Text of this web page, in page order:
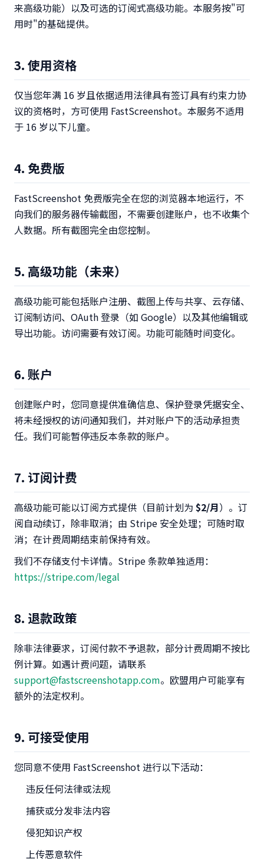
来高级功能）以及可选的订阅式高级功能。本服务按"可
用时"的基础提供。
3. 使用资格
仅当您年满 16 岁且依据适用法律具有签订具有约束力协
议的资格时，方可使用 FastScreenshot。本服务不适用
于 16 岁以下儿童。
4. 免费版
FastScreenshot 免费版完全在您的浏览器本地运行，不
向我们的服务器传输截图，不需要创建账户，也不收集个
人数据。所有截图完全由您控制。
5. 高级功能（未来）
高级功能可能包括账户注册、截图上传与共享、云存储、
订阅制访问、OAuth 登录（如 Google）以及其他编辑或
导出功能。访问需要有效订阅。功能可能随时间变化。
6. 账户
创建账户时，您同意提供准确信息、保护登录凭据安全、
将未经授权的访问通知我们，并对账户下的活动承担责
任。我们可能暂停违反本条款的账户。
7. 订阅计费
高级功能可能以订阅方式提供（目前计划为 $2/月）。订
阅自动续订，除非取消；由 Stripe 安全处理；可随时取
消；在计费周期结束前保持有效。
我们不存储支付卡详情。Stripe 条款单独适用：
https://stripe.com/legal
8. 退款政策
除非法律要求，订阅付款不予退款，部分计费周期不按比
例计算。如遇计费问题，请联系
support@fastscreenshotapp.com。欧盟用户可能享有
额外的法定权利。
9. 可接受使用
您同意不使用 FastScreenshot 进行以下活动：
违反任何法律或法规
捕获或分发非法内容
侵犯知识产权
上传恶意软件